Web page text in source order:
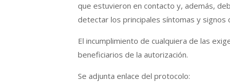
que estuvieron en contacto y, además,
detectar los principales síntomas y signos
El incumplimiento de cualquiera de las
beneficiarios de la autorización.
Se adjunta enlace del protocolo: